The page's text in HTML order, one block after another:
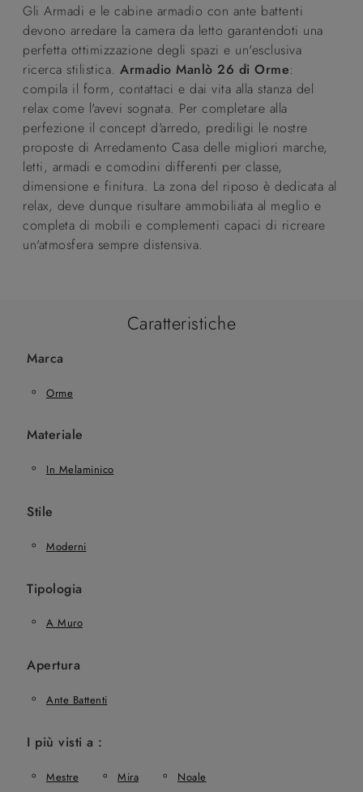
Gli Armadi e le cabine armadio con ante battenti
devono arredare la camera da letto garantendoti una
perfetta ottimizzazione degli spazi e un'esclusiva
ricerca stilistica. Armadio Manlò 26 di Orme:
compila il form, contattaci e dai vita alla stanza del
relax come l'avevi sognata. Per completare alla
perfezione il concept d'arredo, prediligi le nostre
proposte di Arredamento Casa delle migliori marche,
letti, armadi e comodini differenti per classe,
dimensione e finitura. La zona del riposo è dedicata al
relax, deve dunque risultare ammobiliata al meglio e
completa di mobili e complementi capaci di ricreare
un'atmosfera sempre distensiva.
Caratteristiche
Marca
Orme
Materiale
In Melaminico
Stile
Moderni
Tipologia
A Muro
Apertura
Ante Battenti
I più visti a :
Mestre Mira Noale